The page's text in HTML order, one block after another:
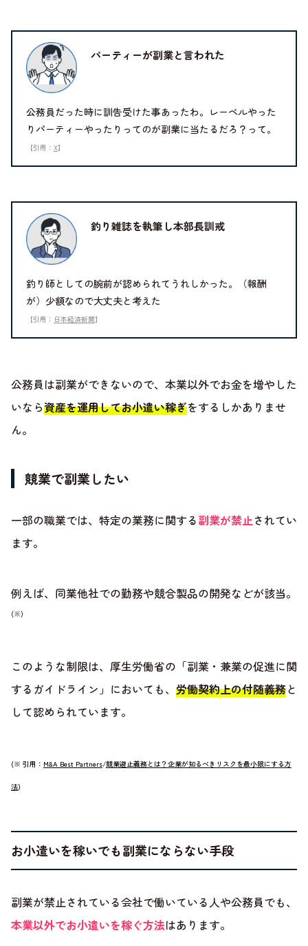
パーティーが副業と言われた
公務員だった時に訓告受けた事あったわ。レーベルやった
りパーティーやったりってのが副業に当たるだろ？って。
【引用： X】
釣り雑誌を執筆し本部長訓戒
釣り師としての腕前が認められてうれしかった。（報酬
が）少額なので大丈夫と考えた
【引用： 日本経済新聞】
公務員は副業ができないので、本業以外でお金を増やした
いなら資産を運用してお小遣い稼ぎをするしかありませ
ん。
競業で副業したい
一部の職業では、特定の業務に関する副業が禁止されてい
ます。
例えば、同業他社での勤務や競合製品の開発などが該当。
(※)
このような制限は、厚生労働省の「副業・兼業の促進に関
するガイドライン」においても、 労働契約上の付随義務と
して認められています。
(※ 引用： M&A Best Partners/競業避止義務とは？企業が知るべきリスクを最小限にする方
法)
お小遣いを稼いでも副業にならない手段
副業が禁止されている会社で働いている人や公務員でも、
本業以外でお小遣いを稼ぐ方法はあります。